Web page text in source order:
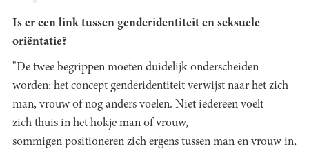
Is er een link tussen genderidentiteit en seksuele
oriëntatie?
"De twee begrippen moeten duidelijk onderscheiden
worden: het concept genderidentiteit verwijst naar het zich
man, vrouw of nog anders voelen. Niet iedereen voelt
zich thuis in het hokje man of vrouw,
sommigen positioneren zich ergens tussen man en vrouw in,